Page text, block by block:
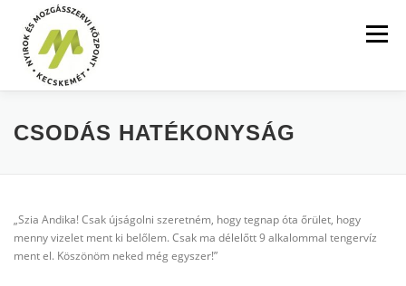
tartalomhoz
Menü
FŐOLDAL SZOLGÁLTATÁSOK ÁRAK
MÉDIA MEGJELENÉSEK
CSODÁS HATÉKONYSÁG
„Szia Andika! Csak újságolni szeretném, hogy tegnap óta őrület, hogy
menny vizelet ment ki belőlem. Csak ma délelőtt 9 alkalommal tengervíz
ment el. Köszönöm neked még egyszer!”